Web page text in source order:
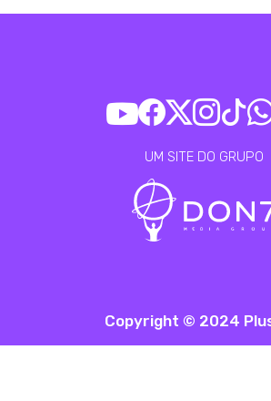
UM SITE DO GRUPO
Copyright © 2024